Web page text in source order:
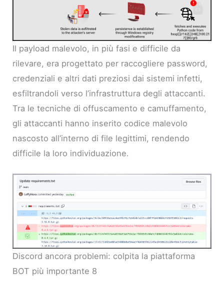
Il payload malevolo, in più fasi e difficile da
rilevare, era progettato per raccogliere password,
credenziali e altri dati preziosi dai sistemi infetti,
esfiltrandoli verso l’infrastruttura degli attaccanti.
Tra le tecniche di offuscamento e camuffamento,
gli attaccanti hanno inserito codice malevolo
nascosto all’interno di file legittimi, rendendo
difficile la loro individuazione.
Discord ancora problemi: colpita la piattaforma
BOT più importante 8